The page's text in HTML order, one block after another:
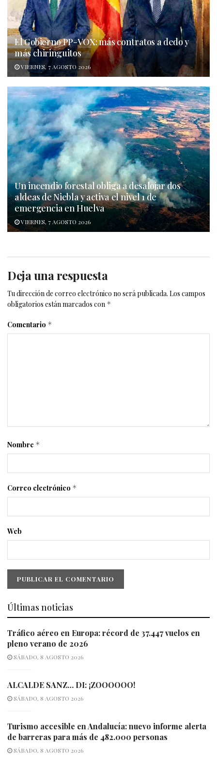
El Gobierno PP-VOX: más contratos a dedo y
más chiringuitos
VIERNES, 7 AGOSTO 2026
Un incendio forestal obliga a desalojar dos
aldeas de Niebla y activa el nivel 1 de
emergencia en Huelva
VIERNES, 7 AGOSTO 2026
Deja una respuesta
Tu dirección de correo electrónico no será publicada. Los campos
obligatorios están marcados con *
Comentario *
Nombre *
Correo electrónico *
Web
Últimas noticias
Tráfico aéreo en Europa: récord de 37.447 vuelos en
pleno verano de 2026
SÁBADO, 8 AGOSTO 2026
ALCALDE SANZ… DI: ¡ZOOOOOO!
SÁBADO, 8 AGOSTO 2026
Turismo accesible en Andalucía: nuevo informe alerta
de barreras para más de 482.000 personas
SÁBADO, 8 AGOSTO 2026